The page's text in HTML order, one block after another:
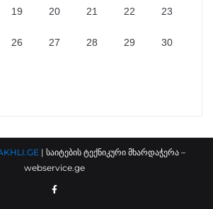
19 20 21 22 23
26 27 28 29 30
| საიტების ტექნიკური მხარდაჭერა –
webservice.ge